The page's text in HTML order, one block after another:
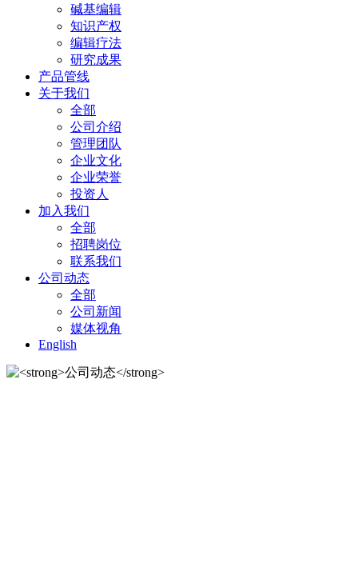
碱基编辑
知识产权
编辑疗法
研究成果
产品管线
关于我们
全部
公司介绍
管理团队
企业文化
企业荣誉
投资人
加入我们
全部
招聘岗位
联系我们
公司动态
全部
公司新闻
媒体视角
English